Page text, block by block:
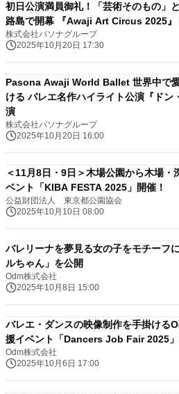
初日公演満員御礼！「芸術そのもの」
路島で開幕 『Awaji Art Circus 2025』
株式会社パソナグループ
2025年10月20日 17:30
Pasona Awaji World Ballet 世界中で
ける バレエ名作ハイライト公演『ドン
演
株式会社パソナグループ
2025年10月20日 16:00
＜11月8日・9日＞木場公園から木場・
ベント「KIBA FESTA 2025」開催！
公益財団法人 東京都公園協会
2025年10月10日 08:00
バレリーナを夢見る女の子をモチーフ
ルちゃん」を公開
Odm株式会社
2025年10月8日 15:00
バレエ・ダンスの映像制作を手掛ける
援イベント「Dancers Job Fair 2025
Odm株式会社
2025年10月6日 17:00